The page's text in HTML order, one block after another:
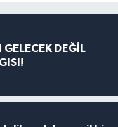
GELECEK DEĞİL